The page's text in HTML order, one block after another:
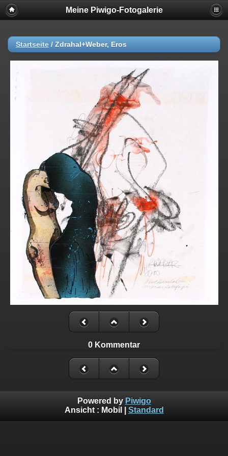
Meine Piwigo-Fotogalerie
Startseite / Zdrahal+Weber, Eros
0 Kommentar
Powered by Piwigo
Ansicht : Mobil Standard